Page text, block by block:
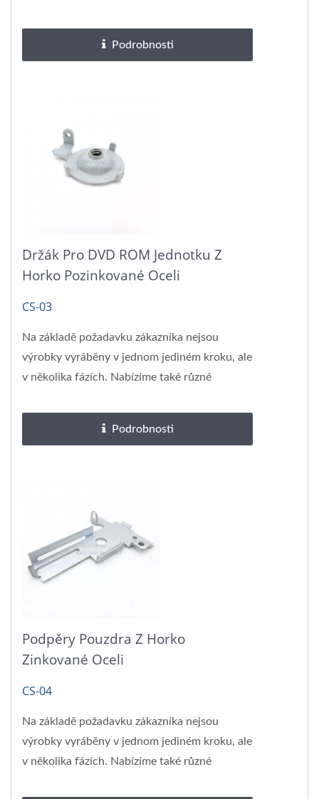
Podrobnosti
Držák Pro DVD ROM Jednotku Z
Horko Pozinkované Oceli
CS-03
Na základě požadavku zákazníka nejsou
výrobky vyráběny v jednom jediném kroku, ale
v několika fázích. Nabízíme také různé
Podrobnosti
Podpěry Pouzdra Z Horko
Zinkované Oceli
CS-04
Na základě požadavku zákazníka nejsou
výrobky vyráběny v jednom jediném kroku, ale
v několika fázích. Nabízíme také různé